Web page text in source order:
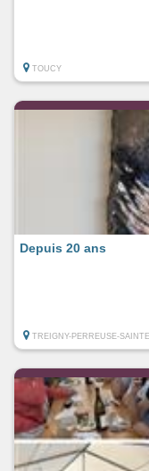
TOUCY
Depuis 20 ans
TREIGNY-PERREUSE-